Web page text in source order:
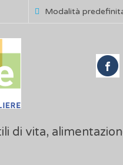
Modalità
di vita,